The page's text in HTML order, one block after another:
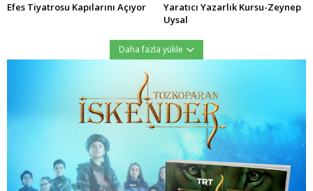
Efes Tiyatrosu Kapılarını Açıyor
Yaratıcı Yazarlık Kursu-Zeynep
Uysal
Daha fazla yükle